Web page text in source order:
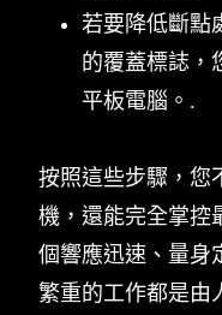
若要降低斷點
的覆蓋標誌，
平板電腦。.
按照這些步驟，您
機，還能完全掌控
個響應迅速、量
繁重的工作都是由